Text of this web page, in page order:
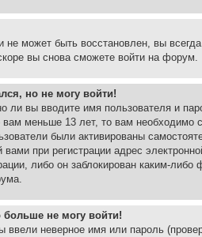
не может быть восстановлен, вы
вы снова сможете войти на форум.
но не могу войти!
ли вы вводите имя пользователя и
вам меньше 13 лет, то вам
были активированы
при регистрации адрес
либо он заблокирован каким-
больше не могу войти!
ввели неверное имя или пароль